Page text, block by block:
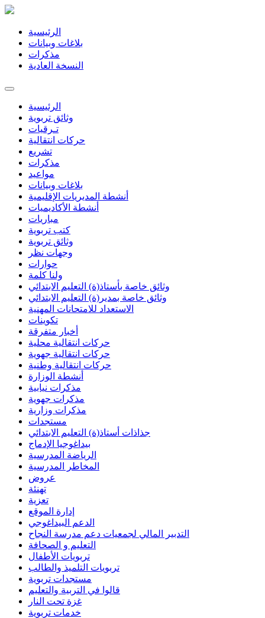
الرئيسية
بلاغات وبيانات
مذكرات
النسخة العادية
الرئيسية
وثائق تربوية
تـرقيات
حركات انتقالية
تشريع
مذكرات
مواعيد
بلاغات وبيانات
أنشطة المديريات الإقليمية
أنشطة الأكاديميات
مباريات
كتب تربوية
وثائق تربوية
وجهات نظر
حوارات
ولنا كلمة
وثائق خاصة بأستاذ(ة) التعليم الابتدائي
وثائق خاصة بمدير(ة) التعليم الابتدائي
الاستعداد للامتحانات المهنية
تكوينات
أخبار متفرقة
حركات انتقالية محلية
حركات انتقالية جهوية
حركات انتقالية وطنية
أنشطة الوزارة
مذكرات نيابية
مذكرات جهوية
مذكرات وزارية
مستجدات
جذاذات أستاذ(ة) التعليم الابتدائي
بيداغوجيا الإدماج
الرياضة المدرسية
المخاطر المدرسية
عروض
تهنئة
تعزية
إدارة الموقع
الدعم البيداغوجي
التدبير المالي لجمعيات دعم مدرسة النجاح
التعليم و الصحافة
تربويات الأطفال
تربويات التلميذ والطالب
مستجدات تربوية
قالوا في التربية والتعليم
غزة تحت النار
خدمات تربوية